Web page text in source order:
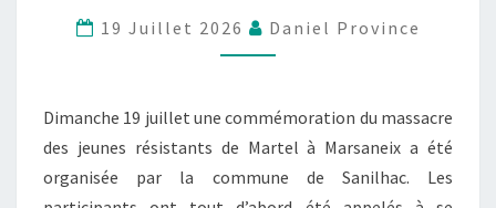
19 Juillet 2026 Daniel Province
Dimanche 19 juillet une commémoration du massacre
des jeunes résistants de Martel à Marsaneix a été
organisée par la commune de Sanilhac. Les